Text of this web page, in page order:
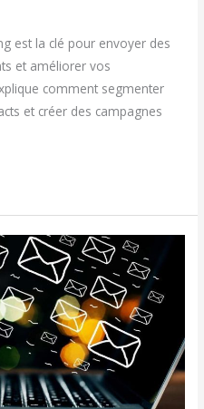
est la clé pour envoyer des
et améliorer vos
comment segmenter
et créer des campagnes